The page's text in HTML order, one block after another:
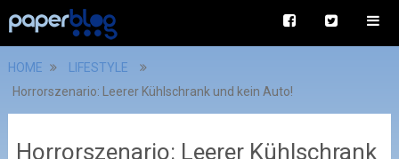
HOME
LIFESTYLE
Horrorszenario: Leerer Kühlschrank und kein Auto!
Horrorszenario: Leerer Kühlschrank